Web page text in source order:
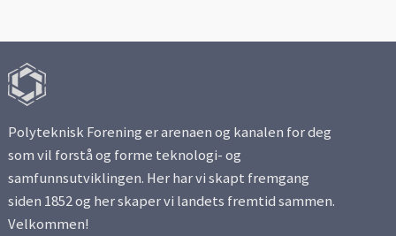
Side 4
Side 5
Polyteknisk Forening er arenaen og kanalen for deg
som vil forstå og forme teknologi- og
samfunnsutviklingen. Her har vi skapt fremgang
siden 1852 og her skaper vi landets fremtid sammen.
Velkommen!